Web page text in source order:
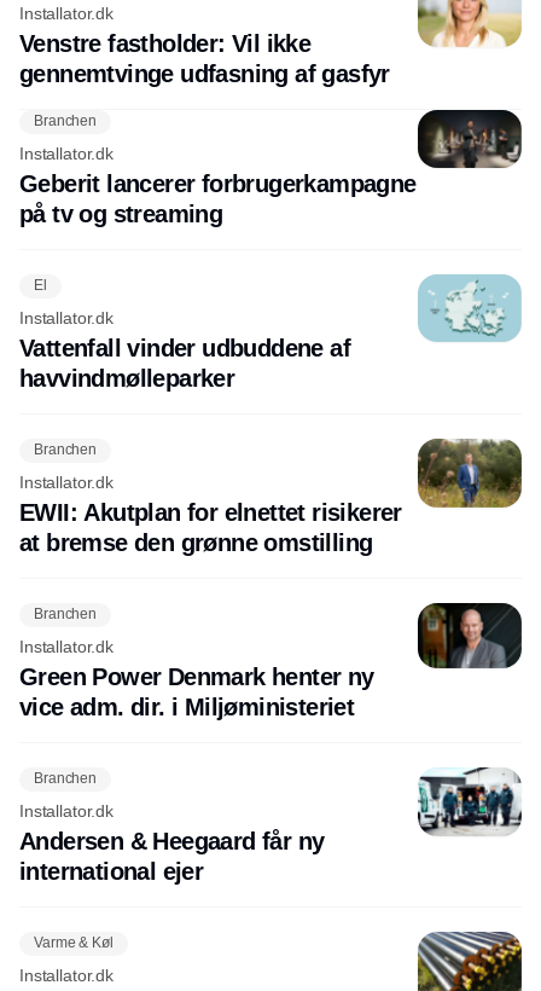
Installator.dk
Venstre fastholder: Vil ikke
gennemtvinge udfasning af gasfyr
Branchen
Installator.dk
Geberit lancerer forbrugerkampagne
på tv og streaming
El
Installator.dk
Vattenfall vinder udbuddene af
havvindmølleparker
Branchen
Installator.dk
EWII: Akutplan for elnettet risikerer
at bremse den grønne omstilling
Branchen
Installator.dk
Green Power Denmark henter ny
vice adm. dir. i Miljøministeriet
Branchen
Installator.dk
Andersen & Heegaard får ny
international ejer
Varme & Køl
Installator.dk